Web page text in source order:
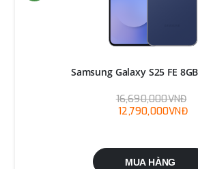
Samsung Galaxy S25 FE
16,690,000VNĐ
12,790,000VNĐ
MUA HÀNG